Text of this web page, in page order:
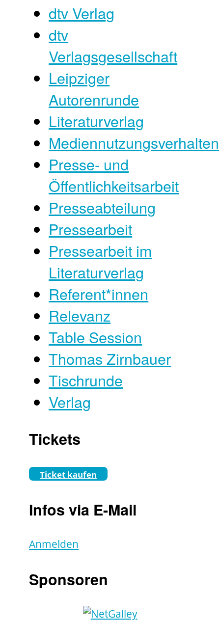
dtv Verlag
dtv
Verlagsgesellschaft
Leipziger
Autorenrunde
Literaturverlag
Mediennutzungsverhalten
Presse- und
Öffentlichkeitsarbeit
Presseabteilung
Pressearbeit
Pressearbeit im
Literaturverlag
Referent*innen
Relevanz
Table Session
Thomas Zirnbauer
Tischrunde
Verlag
Tickets
Ticket kaufen
Infos via E-Mail
Anmelden
Sponsoren